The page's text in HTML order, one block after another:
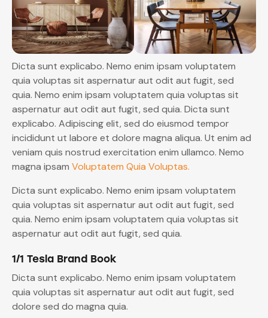
Dicta sunt explicabo. Nemo enim ipsam voluptatem
quia voluptas sit aspernatur aut odit aut fugit, sed
quia. Nemo enim ipsam voluptatem quia voluptas sit
aspernatur aut odit aut fugit, sed quia. Dicta sunt
explicabo. Adipiscing elit, sed do eiusmod tempor
incididunt ut labore et dolore magna aliqua. Ut enim ad
veniam quis nostrud exercitation enim ullamco. Nemo
magna ipsam Voluptatem Quia Voluptas.
Dicta sunt explicabo. Nemo enim ipsam voluptatem
quia voluptas sit aspernatur aut odit aut fugit, sed
quia. Nemo enim ipsam voluptatem quia voluptas sit
aspernatur aut odit aut fugit, sed quia.
1/1 Tesla Brand Book
Dicta sunt explicabo. Nemo enim ipsam voluptatem
quia voluptas sit aspernatur aut odit aut fugit, sed
dolore sed do magna quia.